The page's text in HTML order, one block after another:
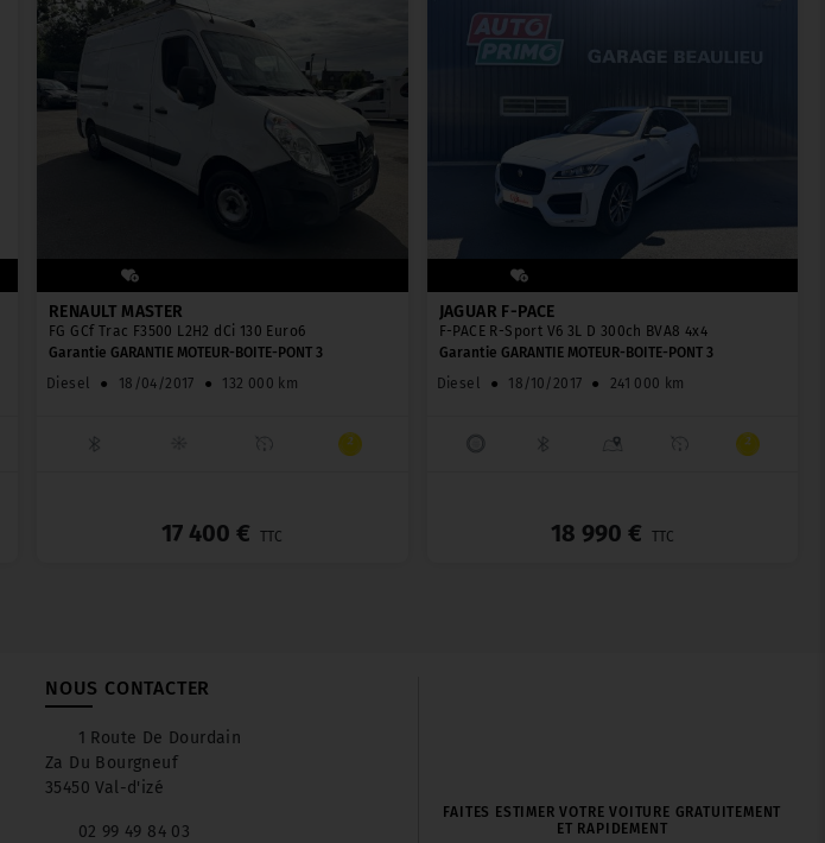
RENAULT MASTER
FG GCf Trac F3500 L2H2 dCi 130 Euro6
Garantie GARANTIE MOTEUR-BOITE-PONT 3
Diesel
● 18/04/2017 ● 132 000 km
17 400 € TTC
JAGUAR F-PACE
F-PACE R-Sport V6 3L D 300ch BVA8 4x4
Garantie GARANTIE MOTEUR-BOITE-PONT 3
Diesel
● 18/10/2017 ● 241 000 km
18 990 € TTC
NOUS CONTACTER
1 Route De Dourdain
Za Du Bourgneuf
35450 Val-d'izé
02 99 49 84 03
FAITES ESTIMER VOTRE VOITURE GRATUITEMENT
ET RAPIDEMENT